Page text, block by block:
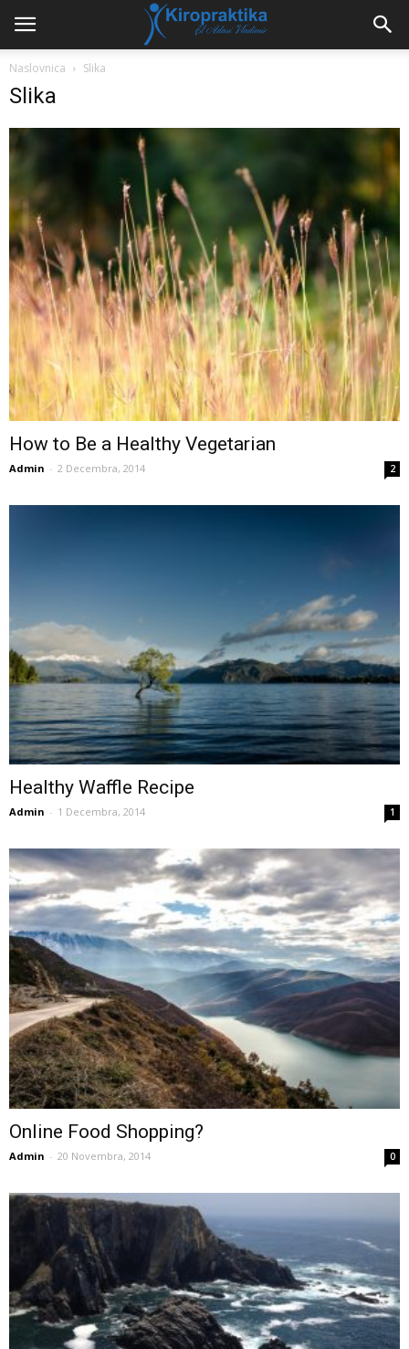
Naslovnica Slika
Slika
How to Be a Healthy Vegetarian
Admin - 2 Decembra, 2014 2
Healthy Waffle Recipe
Admin - 1 Decembra, 2014 1
Online Food Shopping?
Admin - 20 Novembra, 2014 0